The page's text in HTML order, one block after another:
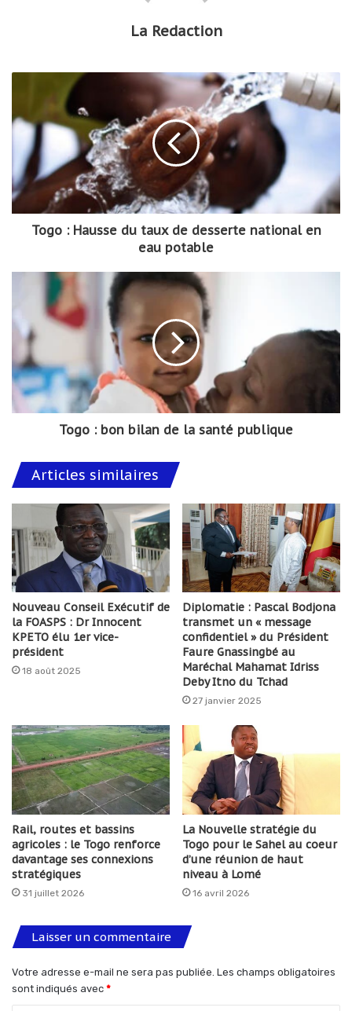
La Redaction
Togo : Hausse du taux de desserte national en
eau potable
Togo : bon bilan de la santé publique
Articles similaires
Nouveau Conseil Exécutif de
la FOASPS : Dr Innocent
KPETO élu 1er vice-
président
18 août 2025
Diplomatie : Pascal Bodjona
transmet un « message
confidentiel » du Président
Faure Gnassingbé au
Maréchal Mahamat Idriss
Deby Itno du Tchad
27 janvier 2025
Rail, routes et bassins
agricoles : le Togo renforce
davantage ses connexions
stratégiques
31 juillet 2026
La Nouvelle stratégie du
Togo pour le Sahel au coeur
d’une réunion de haut
niveau à Lomé
16 avril 2026
Laisser un commentaire
Votre adresse e-mail ne sera pas publiée. Les champs obligatoires
sont indiqués avec *